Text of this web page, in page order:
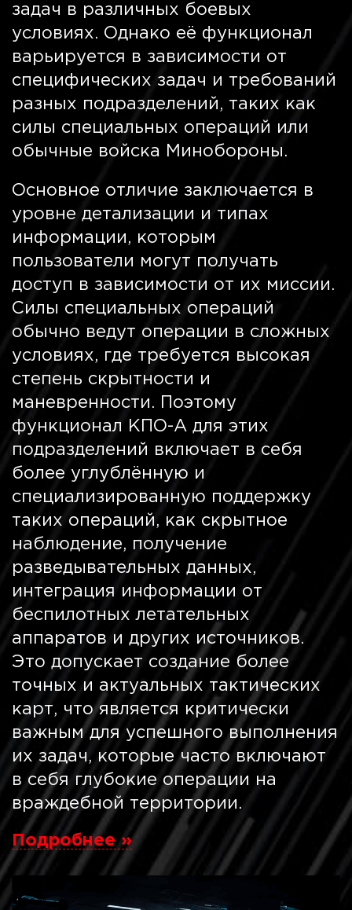
задач в различных боевых
условиях. Однако её функционал
варьируется в зависимости от
специфических задач и требований
разных подразделений, таких как
силы специальных операций или
обычные войска Минобороны.
Основное отличие заключается в
уровне детализации и типах
информации, которым
пользователи могут получать
доступ в зависимости от их миссии.
Силы специальных операций
обычно ведут операции в сложных
условиях, где требуется высокая
степень скрытности и
маневренности. Поэтому
функционал КПО-А для этих
подразделений включает в себя
более углублённую и
специализированную поддержку
таких операций, как скрытное
наблюдение, получение
разведывательных данных,
интеграция информации от
беспилотных летательных
аппаратов и других источников.
Это допускает создание более
точных и актуальных тактических
карт, что является критически
важным для успешного выполнения
их задач, которые часто включают
в себя глубокие операции на
враждебной территории.
Подробнее »